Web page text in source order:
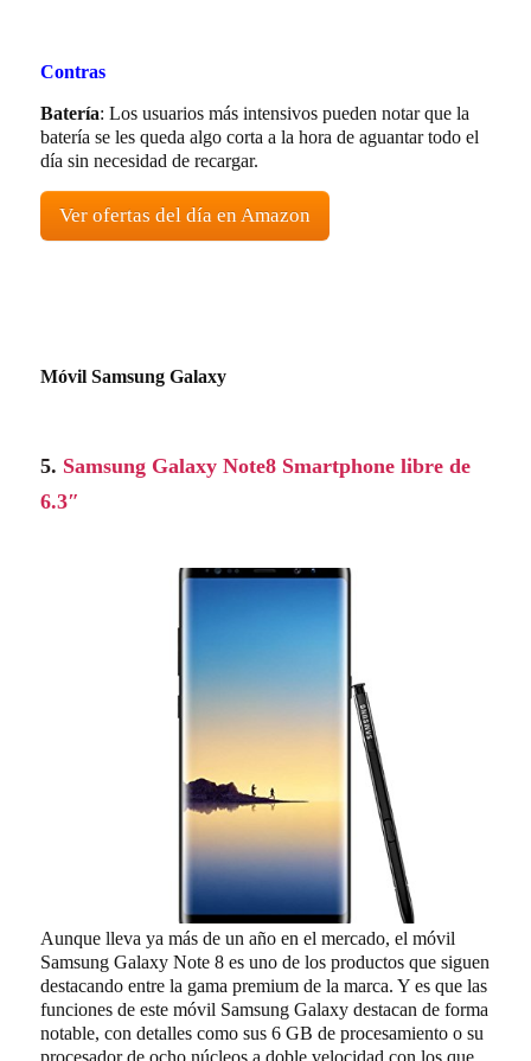
Contras
Batería: Los usuarios más intensivos pueden notar que la
batería se les queda algo corta a la hora de aguantar todo el
día sin necesidad de recargar.
Ver ofertas del día en Amazon
Móvil Samsung Galaxy
5. Samsung Galaxy Note8 Smartphone libre de
6.3″
Aunque lleva ya más de un año en el mercado, el móvil
Samsung Galaxy Note 8 es uno de los productos que siguen
destacando entre la gama premium de la marca. Y es que las
funciones de este móvil Samsung Galaxy destacan de forma
notable, con detalles como sus 6 GB de procesamiento o su
procesador de ocho núcleos a doble velocidad con los que